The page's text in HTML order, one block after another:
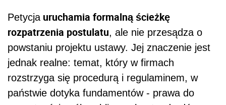
Petycjauruchamia formalną ścieżkę
rozpatrzenia postulatu, ale nie przesądza o
powstaniu projektu ustawy. Jej znaczenie jest
jednak realne: temat, który w firmach
rozstrzyga się procedurą i regulaminem, w
państwie dotyka fundamentów - prawa do